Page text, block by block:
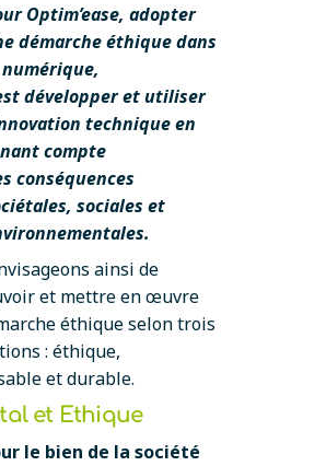
Optim’ease, adopter
démarche éthique dans
développer et utiliser
technique en
compte
conséquences
sociales et
ainsi de
et mettre en œuvre
éthique selon trois
: éthique,
et durable.
et Ethique
le bien de la société